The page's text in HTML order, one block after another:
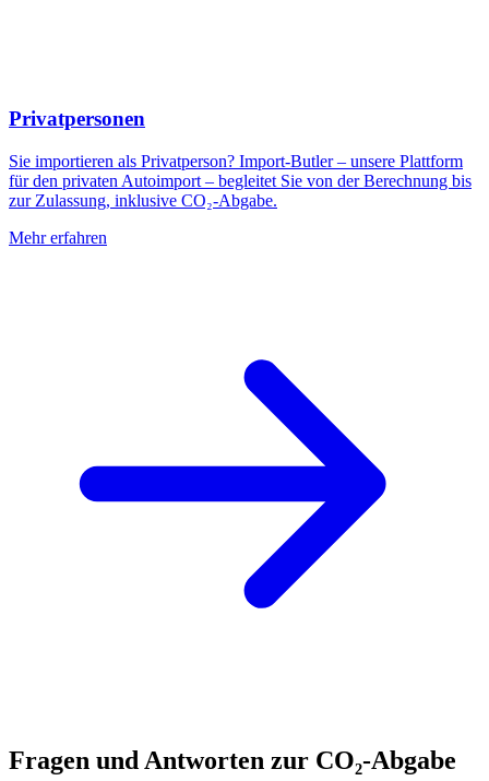
Privatpersonen
Sie importieren als Privatperson? Import-Butler – unsere Plattform
für den privaten Autoimport – begleitet Sie von der Berechnung bis
zur Zulassung, inklusive CO₂-Abgabe.
Mehr erfahren
Fragen und Antworten zur CO₂-Abgabe